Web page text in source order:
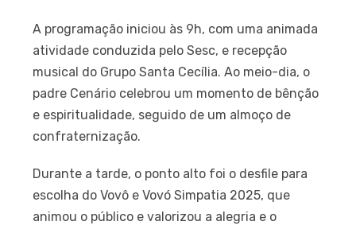
A programação iniciou às 9h, com uma animada
atividade conduzida pelo Sesc, e recepção
musical do Grupo Santa Cecília. Ao meio-dia, o
padre Cenário celebrou um momento de bênção
e espiritualidade, seguido de um almoço de
confraternização.
Durante a tarde, o ponto alto foi o desfile para
escolha do Vovô e Vovó Simpatia 2025, que
animou o público e valorizou a alegria e o